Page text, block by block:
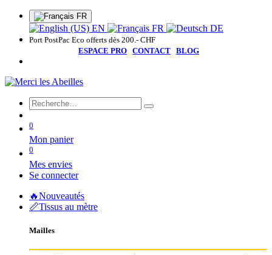
FR
EN FR DE
Port PostPac Eco offerts dès 200.- CHF
ESPACE PRO CONTACT BLOG
0
Mon panier
0
Mes envies
Se connecter
🔥Nouveautés
📏Tissus au mètre
Mailles